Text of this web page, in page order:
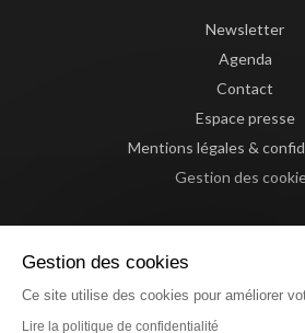
Newsletter
Agenda
Contact
Espace presse
Mentions légales &
Gestion des
Gestion des cookies
Ce site utilise des cookies pour améliorer
Lire la politique de confidentialité